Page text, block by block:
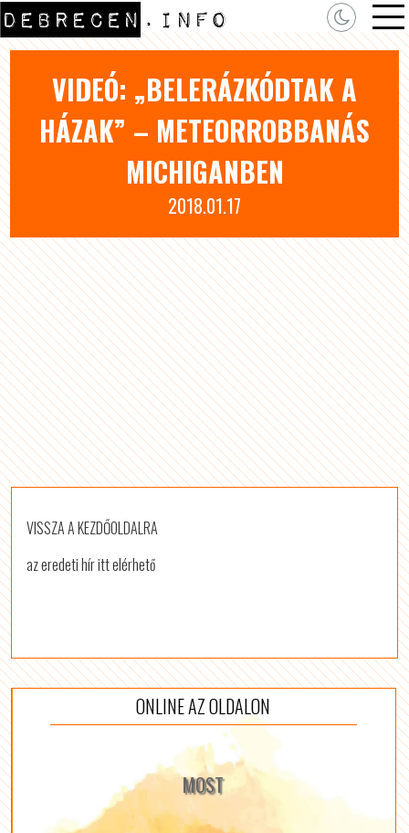
VIDEÓ: „BELERÁZKÓDTAK A
HÁZAK” – METEORROBBANÁS
MICHIGANBEN
2018.01.17
VISSZA A KEZDŐOLDALRA
az eredeti hír itt elérhető
ONLINE AZ OLDALON
MOST